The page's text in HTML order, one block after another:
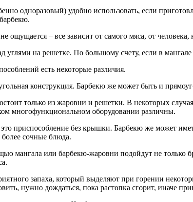
одноразовый) удобно использовать, если
ощущается – все зависит от самого мяса, от
углями на решетке. По большому счету, если в
есть некоторые различия.
конструкция. Барбекю же может быть и
только из жаровни и решетки. В некоторых
многофункциональном оборудовании различны.
приспособление без крышки. Барбекю же может
более сочные блюда.
мангала или барбекю-жаровни подойдут не только
запаха, который выделяют при горении
нужно дождаться, пока растопка сгорит, иначе